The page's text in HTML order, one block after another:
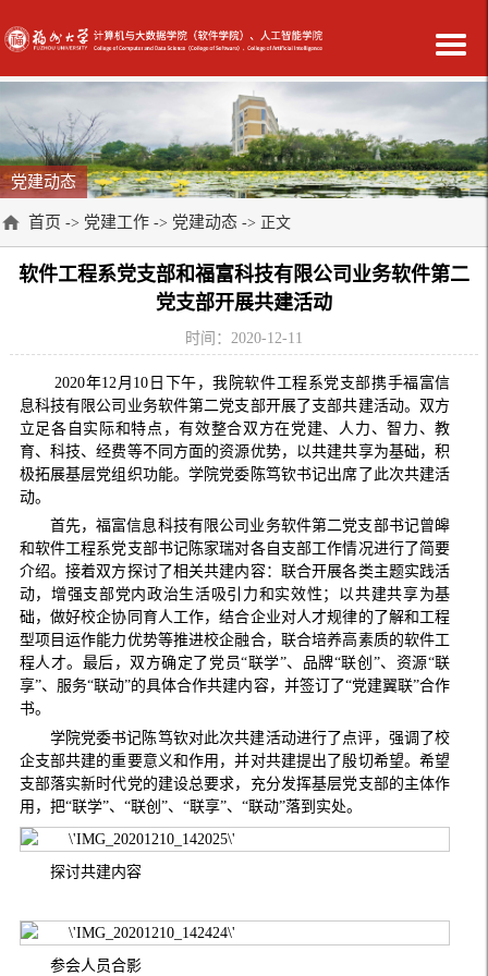
党建动态
首页 -> 党建工作 -> 党建动态 -> 正文
软件工程系党支部和福富科技有限公司业务软件第二
党支部开展共建活动
时间：2020-12-11
2020年12 月 10 日下午，我院软件工程系党支部携手福富信
息科技有限公司业务软件第二 党支部开展了支部共建活动。双方
立足各自实际和特点，有效整合双方在党建、人力、智力、教
育、科技、经费等不同方面的资源优势，以共建共享为基础，积
极拓展基层党组织功能。学院党委 陈笃钦书记出席了此次共建活
动。
首先，福富信息科技有限公司业务软件第二党支部书记曾皞
和软件工程系党支部书记陈家瑞对各自支部工作情况进行了简要
介绍。接着双方探讨了相关共建内容：联合开展各类主题实践活
动，增强支部党内政治生活吸引力和实效性；以共建共享为基
础，做好校企协同育人工作，结合企业对人才规律的了解和工程
型项目运作能力优势等推进校企融合，联合培养高素质的软件工
程人才。最后，双方确定了党员“联学”、品牌“联创 ”、资源“联
享”、服务“联动”的具体合作共建内容，并签订了“党建翼联”合作
书。
学院党委书记陈笃钦对此次共建活动进行了点评，强调了校
企支部共建的重要意义和作用 ，并对共建提出了殷切希望。希望
支部落实新时代党的建设总要求，充分发挥基层党支部的主体作
用 ， 把“联学”、 “联创 ”、 “联享”、“联动”落到实处。
探讨共建内容
参会人员合影